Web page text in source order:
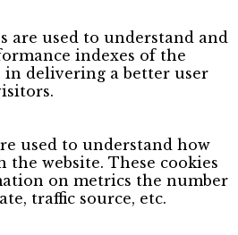
are used to understand and
indexes of the
in delivering a better user
used to understand how
website. These cookies
on metrics the number
traffic source, etc.